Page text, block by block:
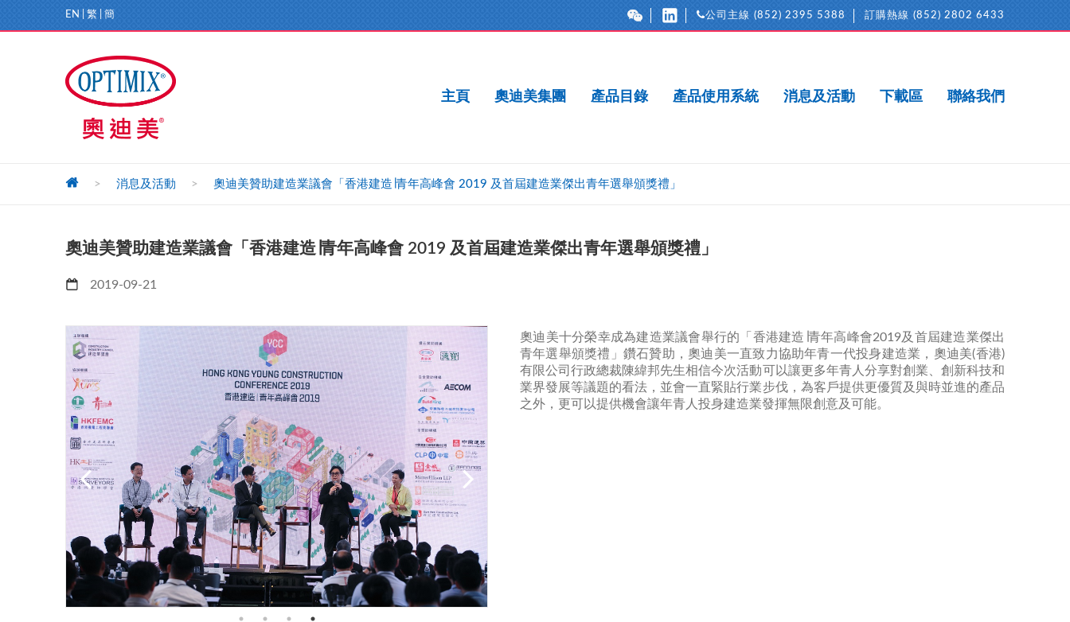
EN 繁 簡 公司主線 (852) 2395 5388 訂購熱線 (852) 2802 6433
主頁 奧迪美集團 產品目錄 產品使用系統 消息及活動 下載區 聯絡我們
> 消息及活動 > 奧迪美贊助建造業議會「香港建造∣青年高峰會 2019 及首屆建造業傑出青年選舉頒獎禮」
奧迪美贊助建造業議會「香港建造∣青年高峰會 2019 及首屆建造業傑出青年選舉頒獎禮」
2019-09-21
奧迪美十分榮幸成為建造業議會舉行的「香港建造∣青年高峰會2019及首屆建造業傑出
青年選舉頒獎禮」鑽石贊助，奧迪美一直致力協助年青一代投身建造業，奧迪美(香港)
有限公司行政總裁陳緯邦先生相信今次活動可以讓更多年青人分享對創業、創新科技和
業界發展等議題的看法，並會一直緊貼行業步伐，為客戶提供更優質及與時並進的產品
之外，更可以提供機會讓年青人投身建造業發揮無限創意及可能。